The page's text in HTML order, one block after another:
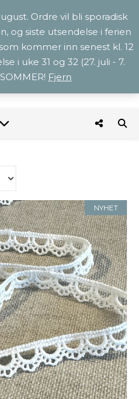
NYHET
Ordre vil bli sporadisk
og siste utsendelse i ferien
kommer inn senest kl. 12
i uke 31 og 32 (27. juli - 7.
Fjern